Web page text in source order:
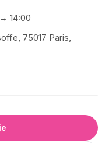
→ 14:00
75017 Paris,